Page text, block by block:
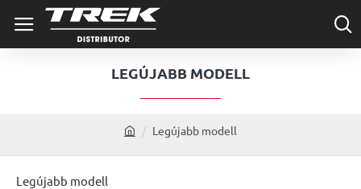
LEGÚJABB MODELL
o
Legújabb modell
Legújabb modell